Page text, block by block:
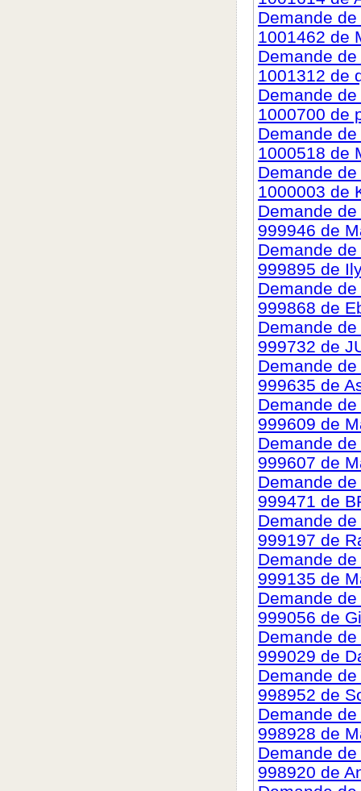
Demande
1001462 de
Demande
1001312 de
Demande
1000700 de
Demande
1000518 de
Demande
1000003 de
Demande
999946 de
Demande
999895 de
Demande
999868 de
Demande
999732 de
Demande
999635 de
Demande
999609 de
Demande
999607 de
Demande
999471 de
Demande
999197 de
Demande
999135 de
Demande
999056 de
Demande
999029 de
Demande
998952 de
Demande
998928 de
Demande
998920 de